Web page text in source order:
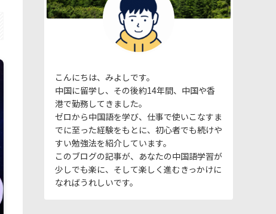
こんにちは、みよしです。
中国に留学し、その後約14年間、中国や香
港で勤務してきました。
ゼロから中国語を学び、仕事で使いこなすま
でに至った経験をもとに、初心者でも続けや
すい勉強法を紹介しています。
このブログの記事が、あなたの中国語学習が
少しでも楽に、そして楽しく進むきっかけに
なればうれしいです。